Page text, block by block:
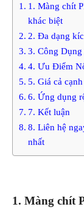
1. Màng chít
khác biệt
2. Đa dạng
3. Công
4. Ưu Điểm
5. Giá cả
6. Ứng dụng
7. Kết luận
8. Liên hệ
nhất
1. Màng chít